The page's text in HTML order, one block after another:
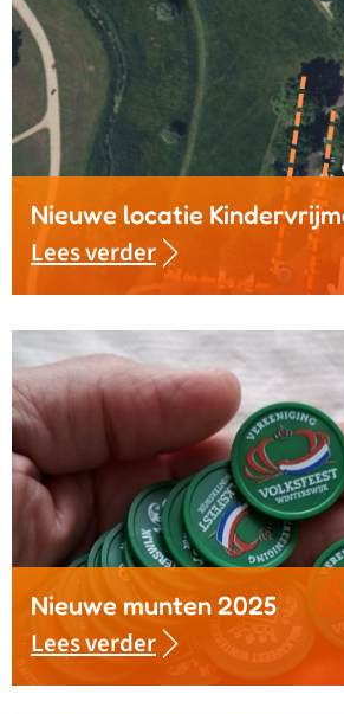
Nieuwe locatie
Lees verder
Nieuwe munten 2025
Lees verder